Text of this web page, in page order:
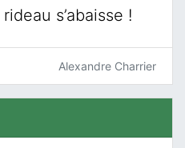
s’abaisse !
Alexandre Charrier